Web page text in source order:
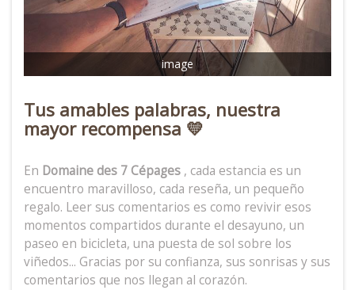
image
Tus amables palabras, nuestra
mayor recompensa 💛
En Domaine des 7 Cépages , cada estancia es un
encuentro maravilloso, cada reseña, un pequeño
regalo. Leer sus comentarios es como revivir esos
momentos compartidos durante el desayuno, un
paseo en bicicleta, una puesta de sol sobre los
viñedos... Gracias por su confianza, sus sonrisas y sus
comentarios que nos llegan al corazón.